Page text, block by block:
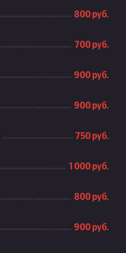
800 руб.
700 руб.
900 руб.
900 руб.
750 руб.
1 000 руб.
800 руб.
900 руб.